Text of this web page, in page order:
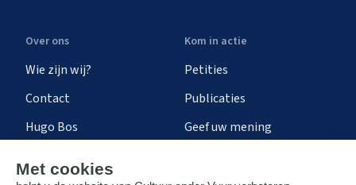
Over ons
Wie zijn wij?
Contact
Hugo Bos
Kom in actie
Petities
Publicaties
Geef uw mening